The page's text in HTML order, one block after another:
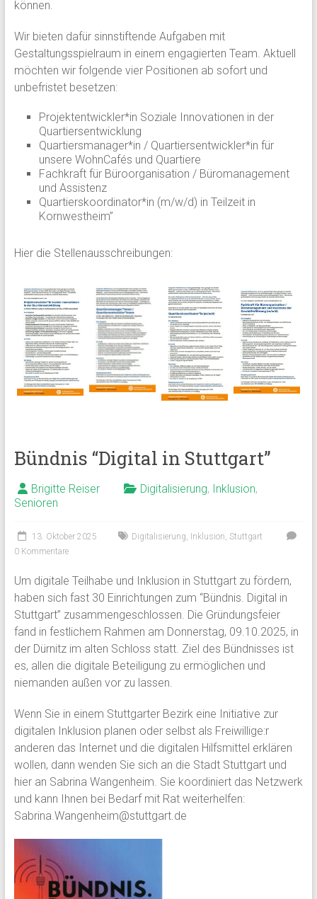
können.
Wir bieten dafür sinnstiftende Aufgaben mit
Gestaltungsspielraum in einem engagierten Team. Aktuell
möchten wir folgende vier Positionen ab sofort und
unbefristet besetzen:
Projektentwickler*in Soziale Innovationen in der
Quartiersentwicklung
Quartiersmanager*in / Quartiersentwickler*in für
unsere WohnCafés und Quartiere
Fachkraft für Büroorganisation / Büromanagement
und Assistenz
Quartierskoordinator*in (m/w/d) in Teilzeit in
Kornwestheim”
Hier die Stellenausschreibungen:
Bündnis “Digital in Stuttgart”
Brigitte Reiser Digitalisierung, Inklusion,
Senioren
13. Oktober 2025 Digitalisierung, Inklusion, Stuttgart
0 Kommentare
Um digitale Teilhabe und Inklusion in Stuttgart zu fördern,
haben sich fast 30 Einrichtungen zum “Bündnis. Digital in
Stuttgart” zusammengeschlossen. Die Gründungsfeier
fand in festlichem Rahmen am Donnerstag, 09.10.2025, in
der Dürnitz im alten Schloss statt. Ziel des Bündnisses ist
es, allen die digitale Beteiligung zu ermöglichen und
niemanden außen vor zu lassen.
Wenn Sie in einem Stuttgarter Bezirk eine Initiative zur
digitalen Inklusion planen oder selbst als Freiwillige:r
anderen das Internet und die digitalen Hilfsmittel erklären
wollen, dann wenden Sie sich an die Stadt Stuttgart und
hier an Sabrina Wangenheim. Sie koordiniert das Netzwerk
und kann Ihnen bei Bedarf mit Rat weiterhelfen:
Sabrina.Wangenheim@stuttgart.de